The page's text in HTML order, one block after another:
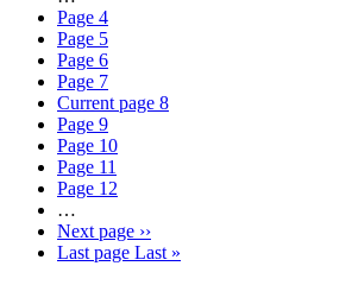
Page 4
Page 5
Page 6
Page 7
Current page 8
Page 9
Page 10
Page 11
Page 12
…
Next page ››
Last page Last »